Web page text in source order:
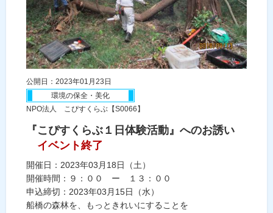
公開日：2023年01月23日
環境の保全・美化
NPO法人 こぴすくらぶ【S0066】
『こぴすくらぶ１日体験活動』へのお誘い
イベント終了
開催日：2023年03月18日（土）
開催時間：９：００ ー １３：００
申込締切：2023年03月15日（水）
船橋の森林を、もっときれいにすることを